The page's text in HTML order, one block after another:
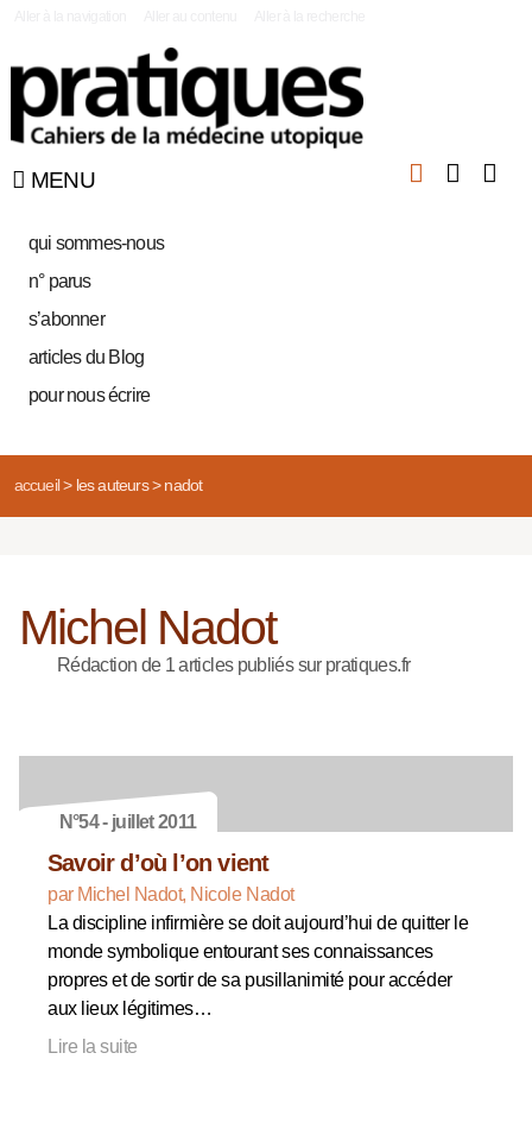
MENU
qui sommes-nous
n° parus
s’abonner
articles du Blog
pour nous écrire
accueil> les auteurs> nadot
Michel Nadot
Rédaction de 1 articles publiés sur pratiques.fr
N°54 - juillet 2011
Savoir d’où l’on vient
par Michel Nadot, Nicole Nadot
La discipline infirmière se doit aujourd’hui de quitter le
monde symbolique entourant ses connaissances
propres et de sortir de sa pusillanimité pour accéder
aux lieux légitimes…
Lire la suite